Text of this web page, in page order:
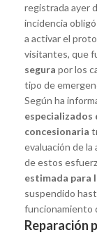
registrada ayer
incidencia
a activar el
visitantes, que
segura por los
tipo de
Según ha
especializados
concesionaria
evaluación de la
de estos
estimada para
suspendido
funcionamiento
Reparación